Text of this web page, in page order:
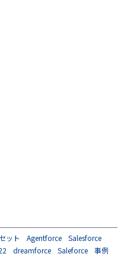
ット Agentforce
Salesforce
dreamforce Saleforce
事例